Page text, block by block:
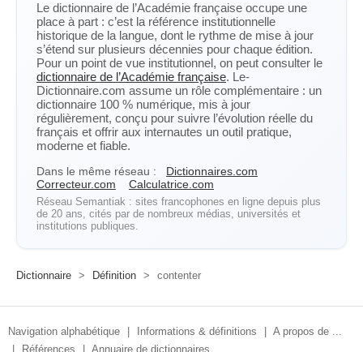
Le dictionnaire de l’Académie française occupe une
place à part : c’est la référence institutionnelle
historique de la langue, dont le rythme de mise à jour
s’étend sur plusieurs décennies pour chaque édition.
Pour un point de vue institutionnel, on peut consulter le
dictionnaire de l’Académie française. Le-
Dictionnaire.com assume un rôle complémentaire : un
dictionnaire 100 % numérique, mis à jour
régulièrement, conçu pour suivre l’évolution réelle du
français et offrir aux internautes un outil pratique,
moderne et fiable.
Dans le même réseau :
Dictionnaires.com
Correcteur.com
Calculatrice.com
Réseau Semantiak : sites francophones en ligne depuis plus
de 20 ans, cités par de nombreux médias, universités et
institutions publiques.
Dictionnaire > Définition > contenter
Navigation alphabétique Informations & définitions
A propos de ...
Références Annuaire de dictionnaires